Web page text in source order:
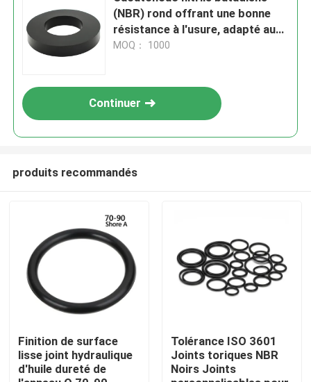
Aperçu
Produits
Vidéos
(NBR) rond offrant une bonne
résistance à l'usure, adapté aux
joints résistants aux carburants
MOQ： 1000
Continuer
produits recommandés
Finition de surface
lisse joint hydraulique
d'huile dureté de
Tolérance ISO 3601
Joints toriques NBR
Noirs Joints